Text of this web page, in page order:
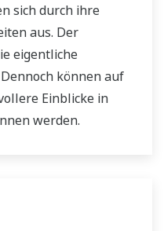
sich durch ihre
aus. Der
eigentliche
können auf
Einblicke in
werden.